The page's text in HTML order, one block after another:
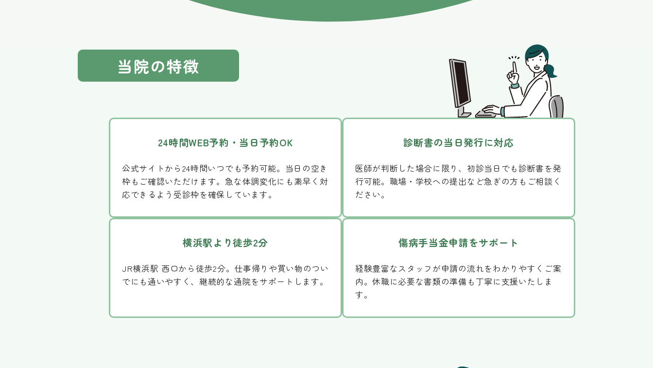
当院の特徴
24時間WEB予約・当日予約OK
公式サイトから24時間いつでも予約可能。当日の空き
枠もご確認いただけます。急な体調変化にも素早く対
応できるよう受診枠を確保しています。
診断書の当日発行に対応
医師が判断した場合に限り、初診当日でも診断書を発
行可能。職場・学校への提出など急ぎの方もご相談く
ださい。
横浜駅より徒歩2分
JR横浜駅 西口から徒歩2分。仕事帰りや買い物のつい
でにも通いやすく、継続的な通院をサポートします。
傷病手当金申請をサポート
経験豊富なスタッフが申請の流れをわかりやすくご案
内。休職に必要な書類の準備も丁寧に支援いたしま
す。